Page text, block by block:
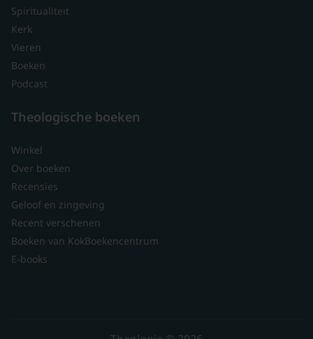
Spiritualiteit
Kerk
Vieren
Boeken
Podcast
Theologische boeken
Winkel
Over boeken
Recensies
Geloof en zingeving
Recent verschenen
Boeken van KokBoekencentrum
E-books